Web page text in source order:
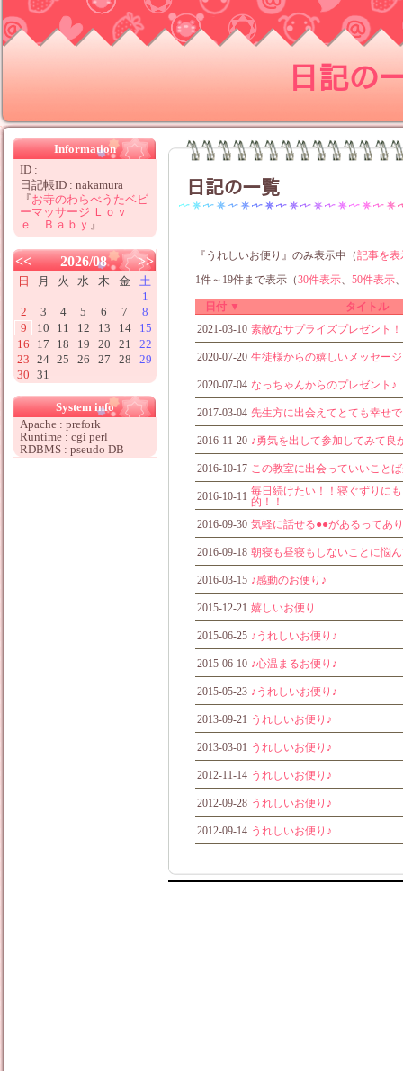
日記の
日記の一覧
『うれしいお便り』のみ表示中（記事を表
1件～19件まで表示（30件表示、50件表示
日付 ▼
タイトル
2021-03-10 素敵なサプライズプレゼント
2020-07-20 生徒様からの嬉しいメッセー
2020-07-04 なっちゃんからのプレゼント♪
2017-03-04 先生方に出会えてとても幸せ
2016-11-20 ♪勇気を出して参加してみて良
2016-10-17 この教室に出会っていいこと
2016-10-11 毎日続けたい！！寝ぐずりに
的！！
2016-09-30 気軽に話せる●●があるってあ
2016-09-18 朝寝も昼寝もしないことに悩
2016-03-15 ♪感動のお便り♪
2015-12-21 嬉しいお便り
2015-06-25 ♪うれしいお便り♪
2015-06-10 ♪心温まるお便り♪
2015-05-23 ♪うれしいお便り♪
2013-09-21 うれしいお便り♪
2013-03-01 うれしいお便り♪
2012-11-14 うれしいお便り♪
2012-09-28 うれしいお便り♪
2012-09-14 うれしいお便り♪
Information
ID :
日記帳ID : nakamura
『お寺のわらべうたベビ
ーマッサージ Ｌｏｖ
ｅ Ｂａｂｙ 』
<< 2026/08 >>
日 月 火 水 木 金
土
1
2
3 4 5 6 7
8
9
10 11 12 13 14
15
16
17 18 19 20 21
22
23 24 25 26 27 28
29
30 31
System info
Apache : prefork
Runtime : cgi perl
RDBMS : pseudo DB